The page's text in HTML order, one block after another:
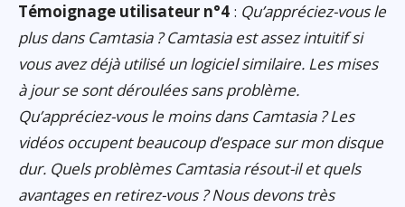
Témoignage utilisateur n°4 : Qu’appréciez-vous le
plus dans Camtasia ? Camtasia est assez intuitif si
vous avez déjà utilisé un logiciel similaire. Les mises
à jour se sont déroulées sans problème.
Qu’appréciez-vous le moins dans Camtasia ? Les
vidéos occupent beaucoup d’espace sur mon disque
dur. Quels problèmes Camtasia résout-il et quels
avantages en retirez-vous ? Nous devons très